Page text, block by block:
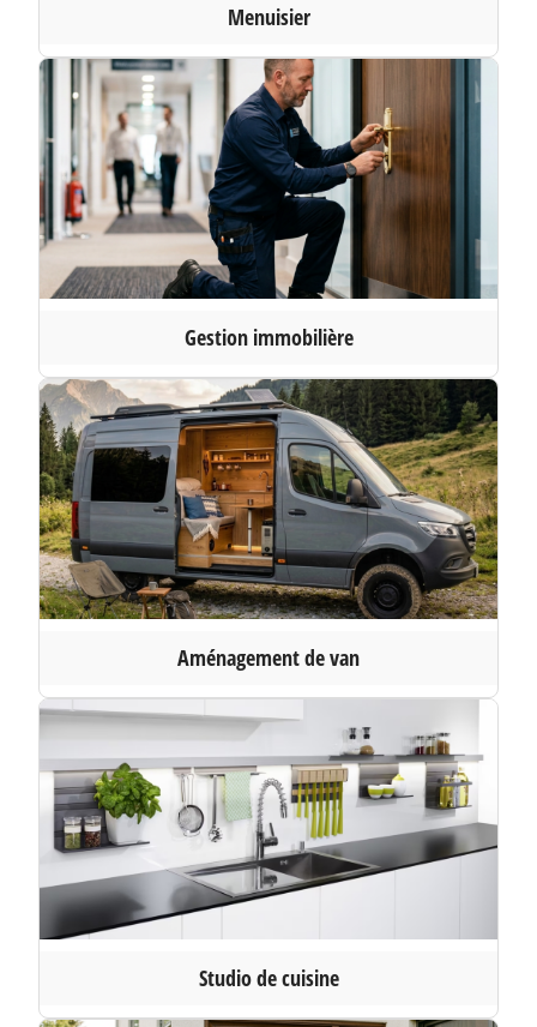
Menuisier
Gestion immobilière
Aménagement de van
Studio de cuisine